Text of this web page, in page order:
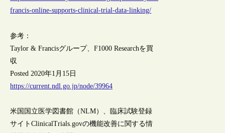
francis-online-supports-clinical-trial-data-linking/
参考：
Taylor & Francisグループ、F1000 Researchを買
収
Posted 2020年1月15日
https://current.ndl.go.jp/node/39964
米国国立医学図書館（NLM）、臨床試験登録
サイトClinicalTrials.govの機能改善に関する情